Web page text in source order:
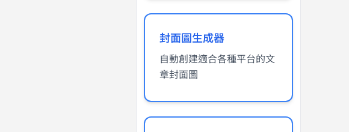
封面圖生成器
自動創建適合各種平台的文
章封面圖